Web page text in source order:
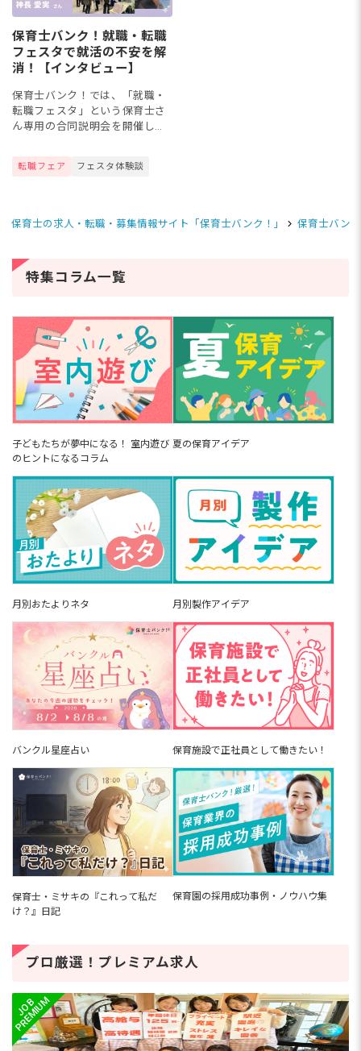
保育士バンク！就職・転職
フェスタで就活の不安を解
消！【インタビュー】
保育士バンク！では、「就職・
転職フェスタ」という保育士さ
ん専用の合同説明会を開催して
加したことで素敵な就業先と出
転職フェア フェスタ体験談
保育士の求人・転職・募集情報サイト「保育士バンク！」 保育士バン
特集コラム一覧
子どもたちが夢中になる！ 室内遊び
のヒントになるコラム
夏の保育アイデア
月別おたよりネタ 月別製作アイデア
バンクル星座占い 保育施設で正社員として働きたい！
保育士・ミサキの『これって私だ
け？』日記
保育園の採用成功事例・ノウハウ集
プロ厳選！プレミアム求人